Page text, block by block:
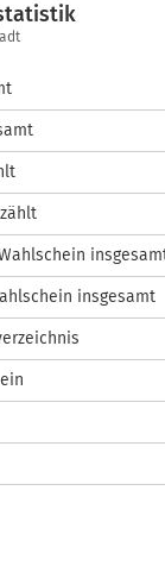
insgesamt